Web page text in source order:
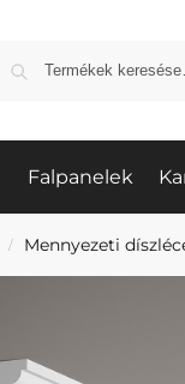
Falpanelek
/ Mennyezeti